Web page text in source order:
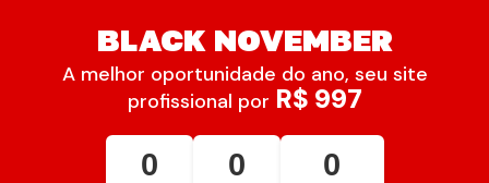
BLACK NOVEMBER
A melhor oportunidade do ano, seu site
profissional por R$ 997
0 0 0